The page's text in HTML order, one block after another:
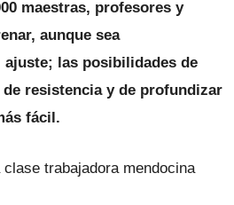
maestras, profesores y
aunque sea
ajuste; las posibilidades de
resistencia y de profundizar
fácil.
trabajadora mendocina